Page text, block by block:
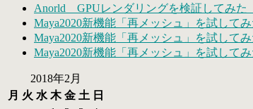
Anorld GPUレンダリングを検証してみた
Maya2020新機能「再メッシュ」を試して
Maya2020新機能「再メッシュ」を試して
Maya2020新機能「再メッシュ」を試してみ
2018年2月
月 火 水 木 金 土 日